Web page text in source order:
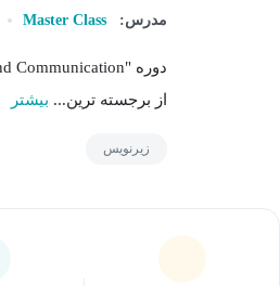
مدرس: Master Class
از برجسته ترین... بیشتر
زیرنویس